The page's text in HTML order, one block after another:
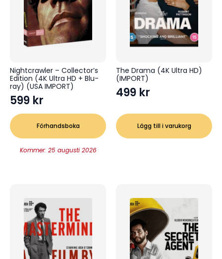
Nightcrawler – Collector’s
Edition (4K Ultra HD + Blu-
ray) (USA IMPORT)
599 kr
Förhandsboka
Kommer: 25 augusti 2026
The Drama (4K Ultra HD)
(IMPORT)
499 kr
Lägg till i varukorg